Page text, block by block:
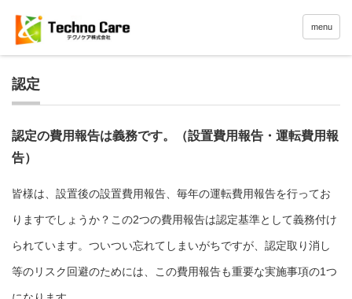
menu
認定
認定の費用報告は義務です。（設置費用報告・運転費用報
告）
皆様は、設置後の設置費用報告、毎年の運転費用報告を行ってお
りますでしょうか？この2つの費用報告は認定基準として義務付け
られています。ついつい忘れてしまいがちですが、認定取り消し
等のリスク回避のためには、この費用報告も重要な実施事項の1つ